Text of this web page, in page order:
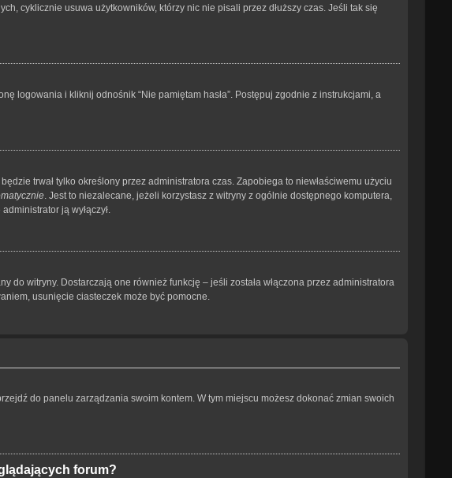
cyklicznie usuwa użytkowników, którzy nic nie pisali przez dłuższy czas. Jeśli tak się
logowania i kliknij odnośnik “Nie pamiętam hasła”. Postępuj zgodnie z instrukcjami, a
trwał tylko określony przez administratora czas. Zapobiega to niewłaściwemu użyciu
. Jest to niezalecane, jeżeli korzystasz z witryny z ogólnie dostępnego komputera,
ją wyłączył.
do witryny. Dostarczają one również funkcję – jeśli została włączona przez administratora
usunięcie ciasteczek może być pomocne.
do panelu zarządzania swoim kontem. W tym miejscu możesz dokonać zmian swoich
forum?